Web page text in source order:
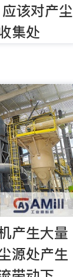
该对产尘
集处
产生大量
源处产生